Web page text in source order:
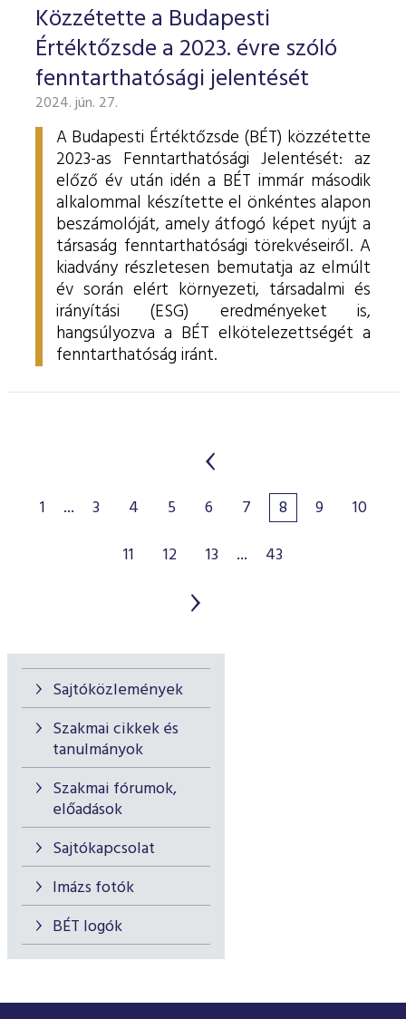
Sajtóközlemények
Szakmai cikkek és
tanulmányok
Szakmai fórumok,
előadások
Sajtókapcsolat
Imázs fotók
BÉT logók
Közzétette a Budapesti
Értéktőzsde a 2023. évre szóló
fenntarthatósági jelentését
2024. jún. 27.
A Budapesti Értéktőzsde (BÉT) közzétette
2023-as Fenntarthatósági Jelentését: az
előző év után idén a BÉT immár második
alkalommal készítette el önkéntes alapon
beszámolóját, amely átfogó képet nyújt a
társaság fenntarthatósági törekvéseiről. A
kiadvány részletesen bemutatja az elmúlt
év során elért környezeti, társadalmi és
irányítási (ESG) eredményeket is,
hangsúlyozva a BÉT elkötelezettségét a
fenntarthatóság iránt.
1 ... 3 4 5 6 7 8 9
10
11
12 13 ... 43